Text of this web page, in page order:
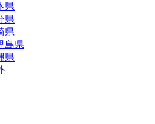
県
県
県
島県
県